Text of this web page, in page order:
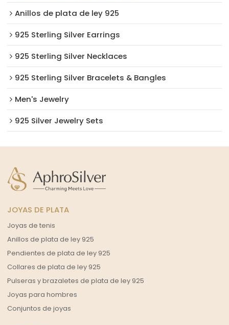
Anillos de plata de ley 925
925 Sterling Silver Earrings
925 Sterling Silver Necklaces
925 Sterling Silver Bracelets & Bangles
Men's Jewelry
925 Silver Jewelry Sets
JOYAS DE PLATA
Joyas de tenis
Anillos de plata de ley 925
Pendientes de plata de ley 925
Collares de plata de ley 925
Pulseras y brazaletes de plata de ley 925
Joyas para hombres
Conjuntos de joyas